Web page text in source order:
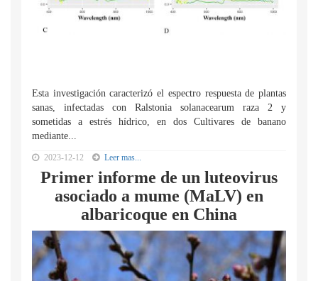
Esta investigación caracterizó el espectro respuesta de plantas
sanas, infectadas con Ralstonia solanacearum raza 2 y
sometidas a estrés hídrico, en dos Cultivares de banano
mediante...
2023-12-12 Leer mas...
Primer informe de un luteovirus
asociado a mume (MaLV) en
albaricoque en China